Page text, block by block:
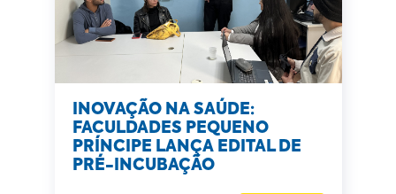
INOVAÇÃO NA SAÚDE:
FACULDADES PEQUENO
PRÍNCIPE LANÇA EDITAL DE
PRÉ-INCUBAÇÃO